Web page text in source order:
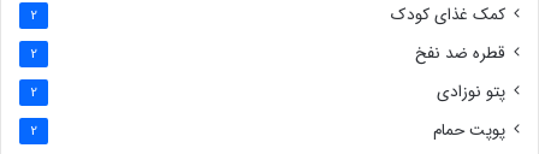
کمک غذای کودک 2
قطره ضد نفخ 2
پتو نوزادی 2
پوپت حمام 2